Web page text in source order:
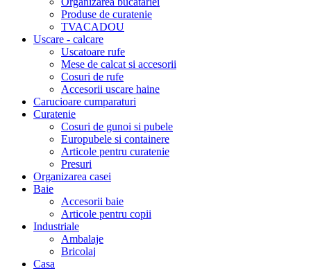
Produse de curatenie
TVACADOU
Uscare - calcare
Uscatoare rufe
Mese de calcat si accesorii
Cosuri de rufe
Accesorii uscare haine
Carucioare cumparaturi
Curatenie
Cosuri de gunoi si pubele
Europubele si containere
Articole pentru curatenie
Presuri
Organizarea casei
Baie
Accesorii baie
Articole pentru copii
Industriale
Ambalaje
Bricolaj
Casa